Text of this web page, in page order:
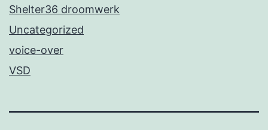
Shelter36 droomwerk
Uncategorized
voice-over
VSD